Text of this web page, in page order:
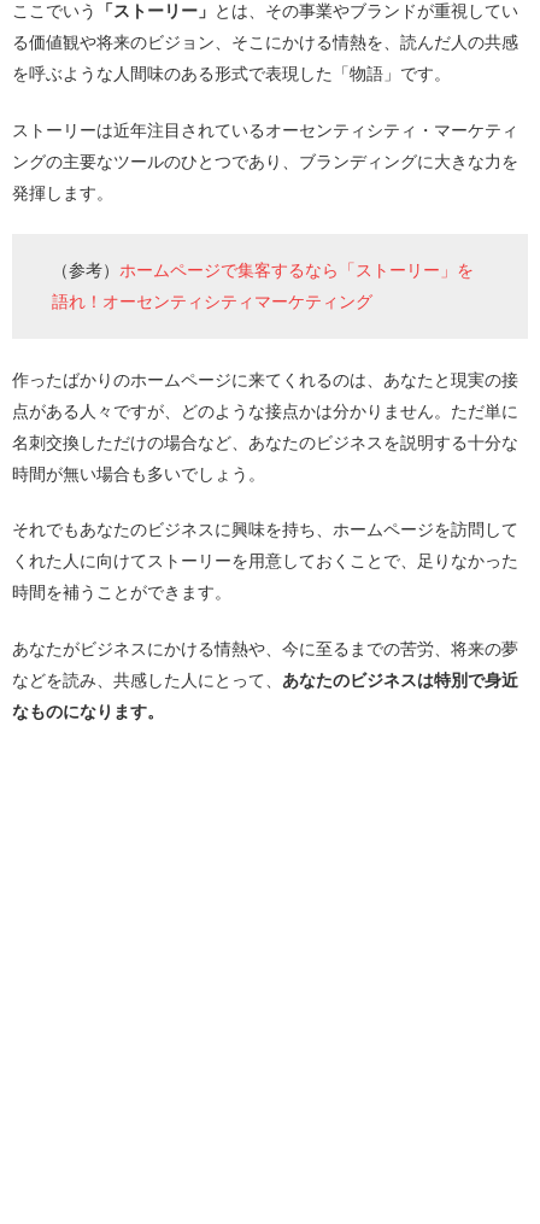
ここでいう 「ストーリー」 とは、その事業やブランドが重視してい
る価値観や将来のビジョン、そこにかける情熱を、読んだ人の共感
を呼ぶような人間味のある形式で表現した「物語」です。
ストーリーは近年注目されているオーセンティシティ・マーケティ
ングの主要なツールのひとつであり、ブランディングに大きな力を
発揮します。
（参考）ホームページで集客するなら「ストーリー」を
語れ！オーセンティシティマーケティング
作ったばかりのホームページに来てくれるのは、あなたと現実の接
点がある人々ですが、どのような接点かは分かりません。ただ単に
名刺交換しただけの場合など、あなたのビジネスを説明する十分な
時間が無い場合も多いでしょう。
それでもあなたのビジネスに興味を持ち、ホームページを訪問して
くれた人に向けてストーリーを用意しておくことで、足りなかった
時間を補うことができます。
あなたがビジネスにかける情熱や、今に至るまでの苦労、将来の夢
などを読み、共感した人にとって、 あなたのビジネスは特別で身近
なものになります。